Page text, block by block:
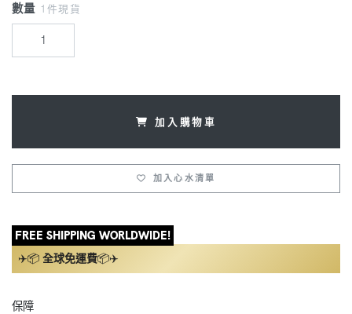
數量 1件現貨
加入購物車
加入心水清單
FREE SHIPPING WORLDWIDE!
✈️📦 全球免運費📦✈️
保障